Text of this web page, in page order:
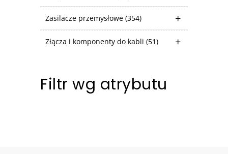
Zasilacze przemysłowe (354)
Złącza i komponenty do kabli (51)
Filtr wg atrybutu